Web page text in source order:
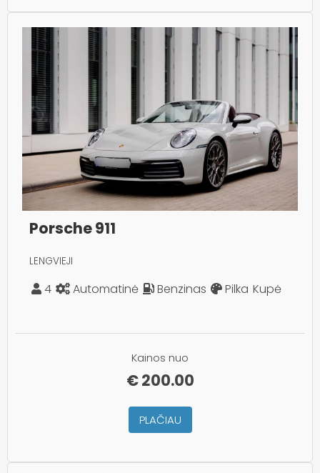
Porsche 911
LENGVIEJI
4 Automatinė Benzinas Pilka Kupė
Kainos nuo
€200.00
PLAČIAU